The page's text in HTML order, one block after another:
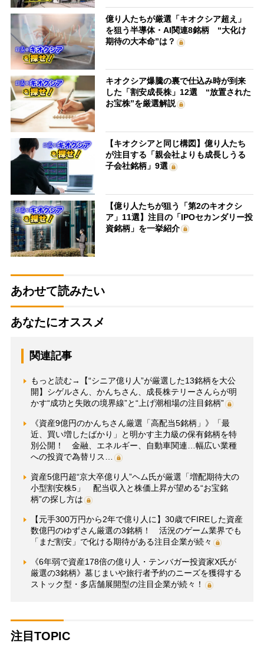
億り人たちが厳選「キオクシア超え」
を狙う半導体・AI関連8銘柄 “大化け
期待の大本命”は？
キオクシア爆騰の裏で仕込み時が到来
した「割安成長株」12選 “放置された
お宝株”を厳選解説
【キオクシアと同じ構図】億り人たち
が注目する「親会社よりも成長しうる
子会社銘柄」9選
【億り人たちが狙う「第2のキオクシ
ア」11選】注目の「IPOセカンダリー投
資銘柄」を一挙紹介
あわせて読みたい
あなたにオススメ
関連記事
もっと読む→【“シニア億り人”が厳選した13銘柄を大公
開】シゲルさん、かんちさん、成長株テリーさんらが明
かす“成功と失敗の境界線”と“上げ潮相場の注目銘柄”
《資産9億円のかんちさん厳選「高配当5銘柄」》「最
近、買い増したばかり」と明かす主力級の保有銘柄を特
別公開！ 金融、エネルギー、自動車関連…幅広い業種
への投資で為替リス…
資産5億円超“京大卒億り人”ヘム氏が厳選「増配期待大の
小型割安株5」 配当収入と株価上昇が望める“お宝銘
柄”の探し方は
【元手300万円から2年で億り人に】30歳でFIREした資産
数億円のゆずさん厳選の3銘柄！ 活況のゲーム業界でも
「まだ割安」で化ける期待がある注目企業が続々
《6年弱で資産178倍の億り人・テンバガー投資家X氏が
厳選の3銘柄》墓じまいや旅行者予約のニーズを獲得する
ストック型・多店舗展開型の注目企業が続々！
注目TOPIC